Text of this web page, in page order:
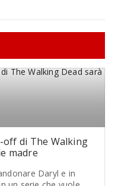
off di The Walking
madre
Daryl e in